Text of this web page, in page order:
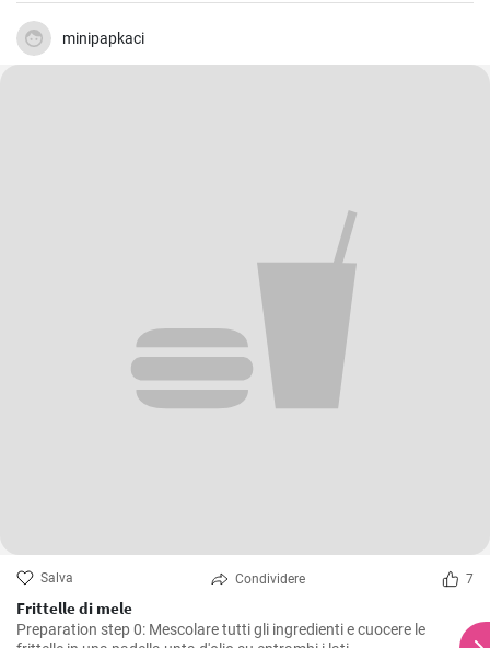
minipapkaci
Salva Condividere 7
Frittelle di mele
Preparation step 0: Mescolare tutti gli ingredienti e cuocere le